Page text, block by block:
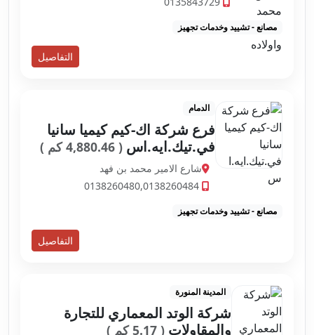
مصانع - تشييد وخدمات تجهيز
التفاصيل
الدمام
فرع شركة اك-كيم كيميا سانيا
في.تيك.ايه.اس ( 4,880.46 كم )
شارع الامير محمد بن فهد
0138260480,0138260484
مصانع - تشييد وخدمات تجهيز
التفاصيل
المدينة المنورة
شركة الوتد المعماري للتجارة
والمقاولات ( 5.17 كم )